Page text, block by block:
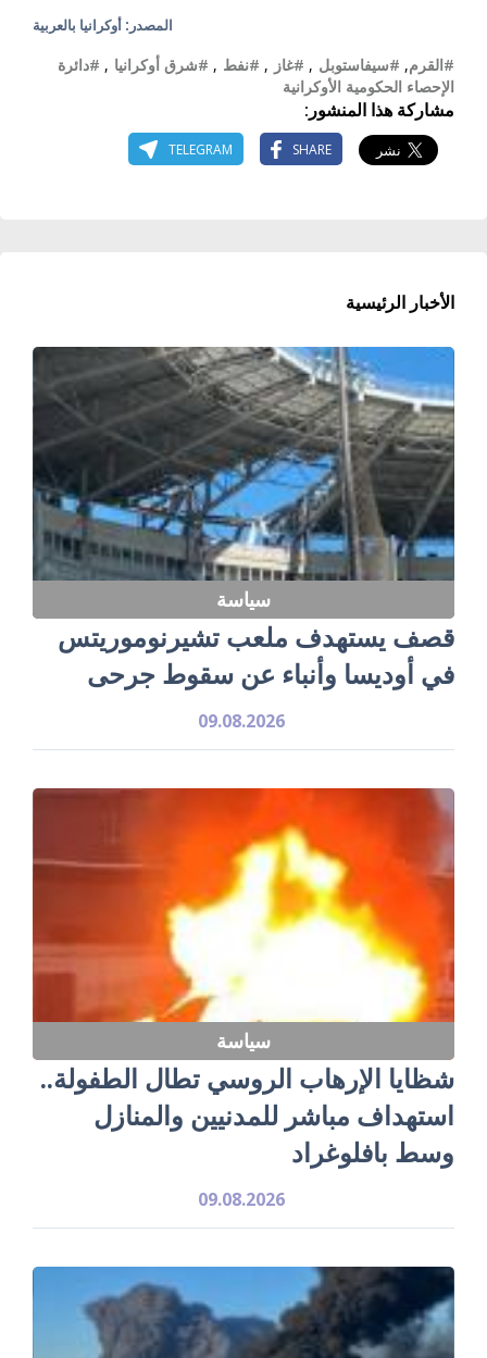
المصدر: أوكرانيا بالعربية
#القرم, #سيفاستوبل , #غاز , #نفط , #شرق أوكرانيا , #دائرة
الإحصاء الحكومية الأوكرانية
مشاركة هذا المنشور:
SHARE
TELEGRAM
الأخبار الرئيسية
سياسة
قصف يستهدف ملعب تشيرنوموريتس
في أوديسا وأنباء عن سقوط جرحى
09.08.2026
سياسة
شظايا الإرهاب الروسي تطال الطفولة..
استهداف مباشر للمدنيين والمنازل
وسط بافلوغراد
09.08.2026